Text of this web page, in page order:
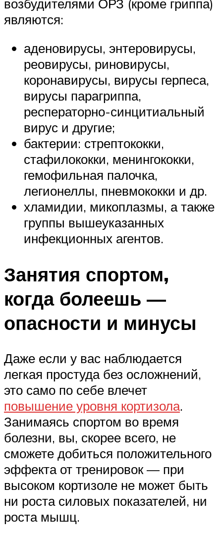
возбудителями ОРЗ (кроме гриппа)
являются:
аденовирусы, энтеровирусы,
реовирусы, риновирусы,
коронавирусы, вирусы герпеса,
вирусы парагриппа,
респераторно-синцитиальный
вирус и другие;
бактерии: стрептококки,
стафилококки, менингококки,
гемофильная палочка,
легионеллы, пневмококки и др.
хламидии, микоплазмы, а также
группы вышеуказанных
инфекционных агентов.
Занятия спортом,
когда болеешь —
опасности и минусы
Даже если у вас наблюдается
легкая простуда без осложнений,
это само по себе влечет
повышение уровня кортизола.
Занимаясь спортом во время
болезни, вы, скорее всего, не
сможете добиться положительного
эффекта от тренировок — при
высоком кортизоле не может быть
ни роста силовых показателей, ни
роста мышц.